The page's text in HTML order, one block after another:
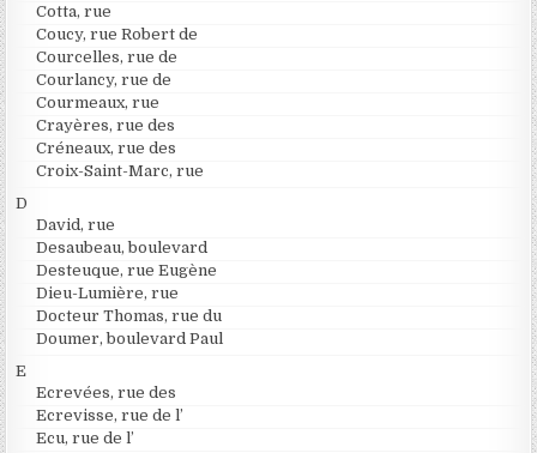
Cotta, rue
Coucy, rue Robert de
Courcelles, rue de
Courlancy, rue de
Courmeaux, rue
Crayères, rue des
Créneaux, rue des
Croix-Saint-Marc, rue
D
David, rue
Desaubeau, boulevard
Desteuque, rue Eugène
Dieu-Lumière, rue
Docteur Thomas, rue du
Doumer, boulevard Paul
E
Ecrevées, rue des
Ecrevisse, rue de l’
Ecu, rue de l’